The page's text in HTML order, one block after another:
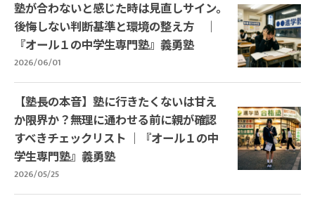
塾が合わないと感じた時は見直しサイン。
後悔しない判断基準と環境の整え方 ｜
『オール１の中学生専門塾』義勇塾
2026/06/01
【塾長の本音】塾に行きたくないは甘え
か限界か？無理に通わせる前に親が確認
すべきチェックリスト ｜『オール１の中
学生専門塾』義勇塾
2026/05/25